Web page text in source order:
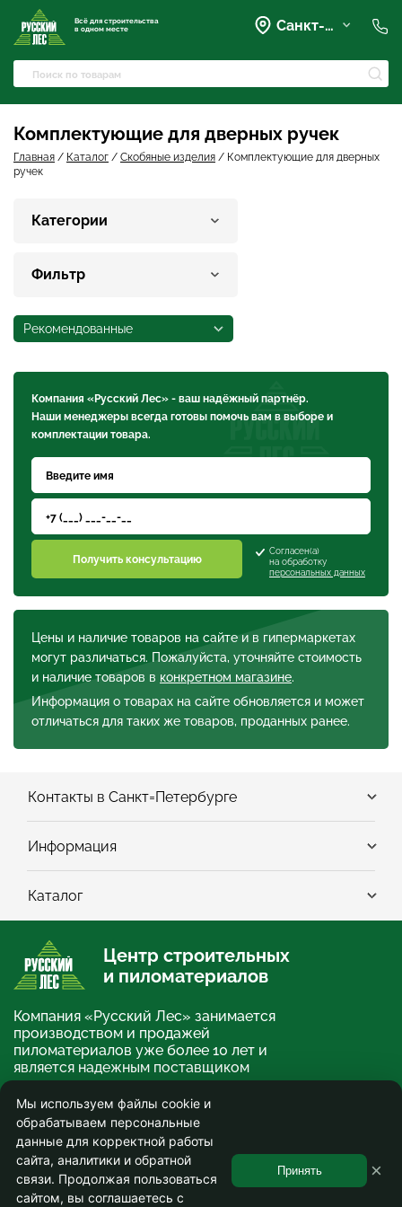
Всё для строительства
в одном месте
Санкт-Петербург
+7 (903) 684-62-00
+7 (921) 837-16-16
Вартемяги, Колхозная улица,
42
Комплектующие для дверных ручек
Главная / Каталог / Скобяные изделия / Комплектующие для дверных
ручек
Категории
Фильтр
Рекомендованные
Цены и наличие товаров на сайте и в гипермаркетах
могут различаться. Пожалуйста, уточняйте стоимость
и наличие товаров в конкретном магазине.
Информация о товарах на сайте обновляется и может
отличаться для таких же товаров, проданных ранее.
Компания «Русский Лес» - ваш надёжный партнёр.
Наши менеджеры всегда готовы помочь вам в выборе и
комплектации товара.
Получить консультацию
Согласен(а)
на обработку
персональных данных
Контакты в Санкт=Петербурге
Информация
Каталог
Центр строительных
и пиломатериалов
Компания «Русский Лес» занимается
производством и продажей
пиломатериалов уже более 10 лет и
является надежным поставщиком
строительных и отделочных
материалов.
О компании
© ООО «Русский Лес» 2013-2026. Информация на сайте не является публичной
офертой и носит ознакомительный характер.
Используя сайт, вы соглашаетесь на сбор и обработку персональных данных.
Соглашение на обработку персональных данных
×
Мы используем файлы cookie и
обрабатываем персональные
данные для корректной работы
сайта, аналитики и обратной
связи. Продолжая пользоваться
сайтом, вы соглашаетесь с
Принять ×